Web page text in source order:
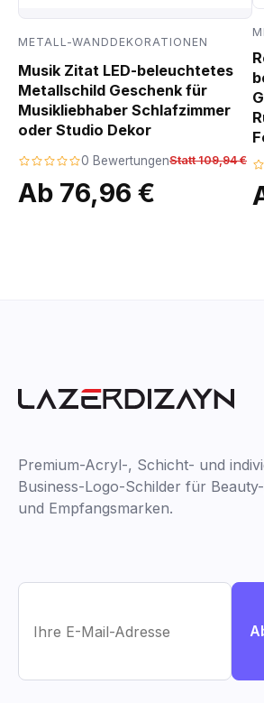
METALL-WANDDEKORATIONEN
Musik Zitat LED-beleuchtetes
Metallschild Geschenk für
Musikliebhaber Schlafzimmer
oder Studio Dekor
0 BewertungenStatt 109,94 €
Ab 76,96 €
Premium-Acryl-, Schicht- und
Business-Logo-Schilder für
und Empfangsmarken.